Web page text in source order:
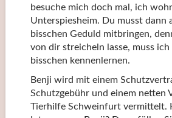
besuche mich doch mal, ich
Unterspiesheim. Du musst dann
bisschen Geduld mitbringen,
von dir streicheln lasse, muss
bisschen kennenlernen.
Benji wird mit einem
Schutzgebühr und einem netten
Tierhilfe Schweinfurt vermittelt.